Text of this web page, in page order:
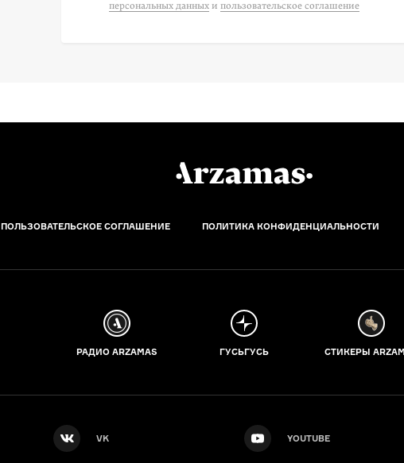
персональных данных и пользовательское соглашение
ПОЛЬЗОВАТЕЛЬСКОЕ СОГЛАШЕНИЕ ПОЛИТИКА КОНФИДЕНЦИАЛЬНОСТИ
РАДИО ARZAMAS ГУСЬГУСЬ СТИКЕРЫ
VK YOUTUBE